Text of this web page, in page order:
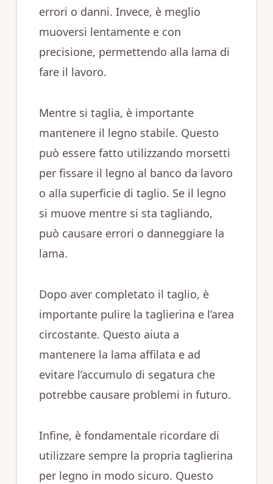
errori o danni. Invece, è meglio
muoversi lentamente e con
precisione, permettendo alla lama di
fare il lavoro.
Mentre si taglia, è importante
mantenere il legno stabile. Questo
può essere fatto utilizzando morsetti
per fissare il legno al banco da lavoro
o alla superficie di taglio. Se il legno
si muove mentre si sta tagliando,
può causare errori o danneggiare la
lama.
Dopo aver completato il taglio, è
importante pulire la taglierina e l’area
circostante. Questo aiuta a
mantenere la lama affilata e ad
evitare l’accumulo di segatura che
potrebbe causare problemi in futuro.
Infine, è fondamentale ricordare di
utilizzare sempre la propria taglierina
per legno in modo sicuro. Questo